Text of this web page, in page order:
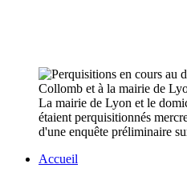
La mairie de Lyon et le
étaient perquisitionnés
d'une enquête préliminaire
Accueil